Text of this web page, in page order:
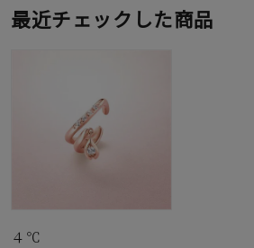
最近チェックした商品
４℃